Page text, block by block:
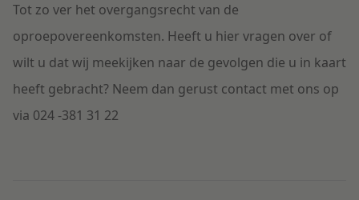
Tot zo ver het overgangsrecht van de
oproepovereenkomsten. Heeft u hier vragen over of
wilt u dat wij meekijken naar de gevolgen die u in kaart
heeft gebracht? Neem dan gerust contact met ons op
via 024 -381 31 22